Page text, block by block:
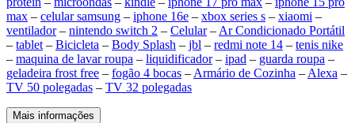
max – celular samsung – iphone 16e – xbox series s – xiaomi –
ventilador– nintendo switch 2 – Celular– Ar Condicionado Portátil
– tablet – Bicicleta – Body Splash – jbl – redmi note 14 – tenis nike
– maquina de lavar roupa – liquidificador– ipad – guarda roupa –
geladeira frost free – fogão 4 bocas – Armário de Cozinha – Alexa –
TV 50 polegadas – TV 32 polegadas
Mais informações